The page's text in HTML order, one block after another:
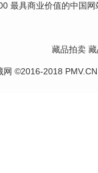
最具商业价值的中国
藏品拍卖
网 ©2016-2018